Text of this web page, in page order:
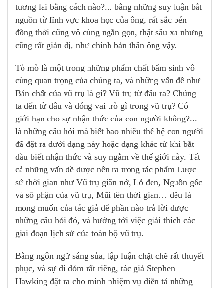
tương lai bằng cách nào?... bằng những suy luận bắt
nguồn từ lĩnh vực khoa học của ông, rất sắc bén
đồng thời cũng vô cùng ngắn gọn, thật sâu xa nhưng
cũng rất giản dị, như chính bản thân ông vậy.
Tò mò là một trong những phẩm chất bẩm sinh vô
cùng quan trọng của chúng ta, và những vấn đề như
Bản chất của vũ trụ là gì? Vũ trụ từ đâu ra? Chúng
ta đến từ đâu và đóng vai trò gì trong vũ trụ? Có
giới hạn cho sự nhận thức của con người không?...
là những câu hỏi mà biết bao nhiêu thế hệ con người
đã đặt ra dưới dạng này hoặc dạng khác từ khi bắt
đầu biết nhận thức và suy ngẫm về thế giới này. Tất
cả những vấn đề được nên ra trong tác phẩm Lược
sử thời gian như Vũ trụ giãn nở, Lỗ đen, Nguồn gốc
và số phận của vũ trụ, Mũi tên thời gian… đều là
mong muốn của tác giả để phần nào trả lời được
những câu hỏi đó, và hướng tới việc giải thích các
giai đoạn lịch sử của toàn bộ vũ trụ.
Bằng ngôn ngữ sáng sủa, lập luận chặt chẽ rất thuyết
phục, và sự dí dỏm rất riêng, tác giả Stephen
Hawking đặt ra cho mình nhiệm vụ diễn tả những